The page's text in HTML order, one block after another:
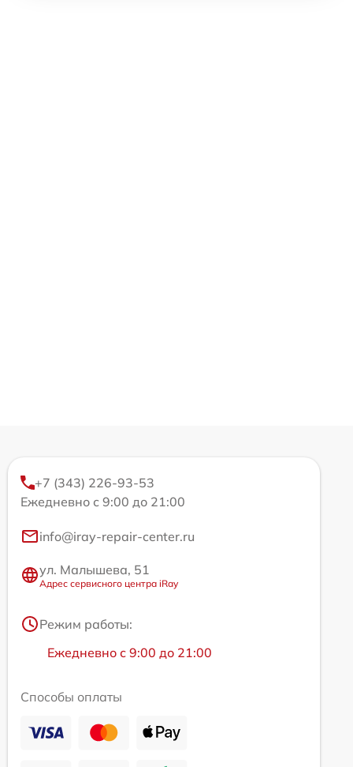
+7 (343) 226-93-53
Ежедневно с 9:00 до 21:00
info@iray-repair-center.ru
ул. Малышева, 51
Адрес сервисного центра iRay
Режим работы:
Ежедневно с 9:00 до 21:00
Способы оплаты